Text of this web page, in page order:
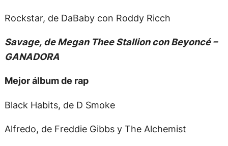
Rockstar, de DaBaby con Roddy Ricch
Savage, de Megan Thee Stallion con Beyoncé –
GANADORA
Mejor álbum de rap
Black Habits, de D Smoke
Alfredo, de Freddie Gibbs y The Alchemist